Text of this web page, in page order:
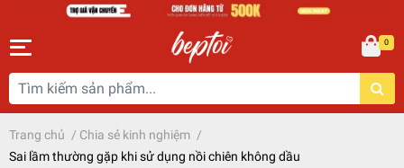
0
Trang chủ / Chia sẻ kinh nghiệm /
Sai lầm thường gặp khi sử dụng nồi chiên không dầu